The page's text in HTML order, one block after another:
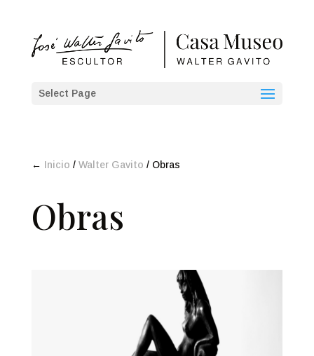
Select Page
← Inicio / Walter Gavito / Obras
Obras